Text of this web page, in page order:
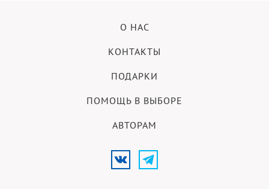
О НАС
КОНТАКТЫ
ПОДАРКИ
ПОМОЩЬ В ВЫБОРЕ
АВТОРАМ